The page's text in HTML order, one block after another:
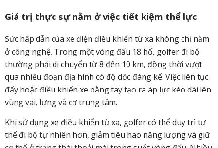
Giá trị thực sự nằm ở việc tiết kiệm thể lực
Sức hấp dẫn của xe điện điều khiển từ xa không chỉ nằm
ở công nghệ. Trong một vòng đấu 18 hố, golfer đi bộ
thường phải di chuyển từ 8 đến 10 km, đồng thời vượt
qua nhiều đoạn địa hình có độ dốc đáng kể. Việc liên tục
đẩy hoặc điều khiển xe bằng tay tạo ra áp lực kéo dài lên
vùng vai, lưng và cơ trung tâm.
Khi sử dụng xe điều khiển từ xa, golfer có thể duy trì tư
thế đi bộ tự nhiên hơn, giảm tiêu hao năng lượng và giữ